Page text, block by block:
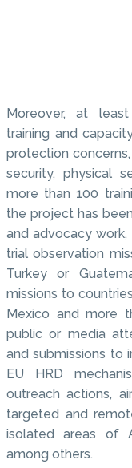
Moreover, at
training and
protection
security, physical
more than 100
the project has
and advocacy work,
trial observation
Turkey or
missions to
Mexico and more
public or media
and submissions to
EU HRD
outreach actions,
targeted and
isolated areas of
among others.